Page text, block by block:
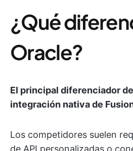
¿Qué
Oracle?
El principal diferenciador
integración nativa de
Los competidores suelen
de API personalizadas o